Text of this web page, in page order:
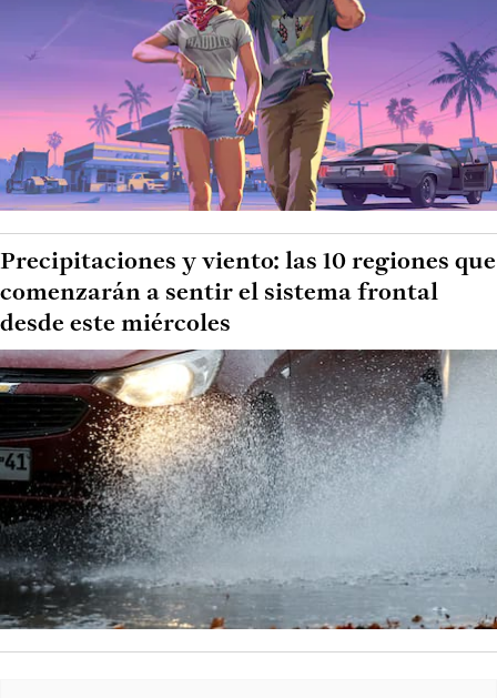
Precipitaciones y viento: las 10 regiones que
comenzarán a sentir el sistema frontal
desde este miércoles